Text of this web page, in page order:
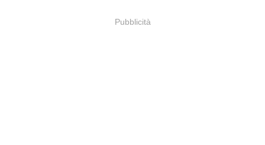
Pubblicità